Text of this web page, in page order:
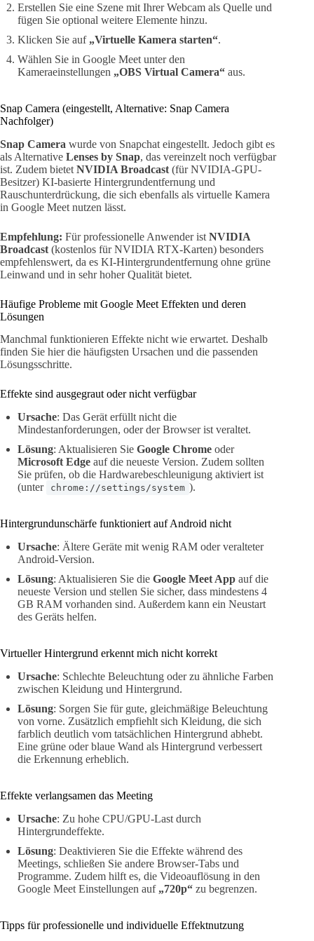
Erstellen Sie eine Szene mit Ihrer Webcam als Quelle und
fügen Sie optional weitere Elemente hinzu.
Klicken Sie auf „Virtuelle Kamera starten“.
Wählen Sie in Google Meet unter den
Kameraeinstellungen „OBS Virtual Camera“ aus.
Snap Camera (eingestellt, Alternative: Snap Camera
Nachfolger)
Snap Camera wurde von Snapchat eingestellt. Jedoch gibt es
als Alternative Lenses by Snap, das vereinzelt noch verfügbar
ist. Zudem bietet NVIDIA Broadcast (für NVIDIA-GPU-
Besitzer) KI-basierte Hintergrundentfernung und
Rauschunterdrückung, die sich ebenfalls als virtuelle Kamera
in Google Meet nutzen lässt.
Empfehlung: Für professionelle Anwender ist NVIDIA
Broadcast (kostenlos für NVIDIA RTX-Karten) besonders
empfehlenswert, da es KI-Hintergrundentfernung ohne grüne
Leinwand und in sehr hoher Qualität bietet.
Häufige Probleme mit Google Meet Effekten und deren
Lösungen
Manchmal funktionieren Effekte nicht wie erwartet. Deshalb
finden Sie hier die häufigsten Ursachen und die passenden
Lösungsschritte.
Effekte sind ausgegraut oder nicht verfügbar
Ursache: Das Gerät erfüllt nicht die
Mindestanforderungen, oder der Browser ist veraltet.
Lösung: Aktualisieren Sie Google Chrome oder
Microsoft Edge auf die neueste Version. Zudem sollten
Sie prüfen, ob die Hardwarebeschleunigung aktiviert ist
(unter
chrome://settings/system ).
Hintergrundunschärfe funktioniert auf Android nicht
Ursache: Ältere Geräte mit wenig RAM oder veralteter
Android-Version.
Lösung: Aktualisieren Sie die Google Meet App auf die
neueste Version und stellen Sie sicher, dass mindestens 4
GB RAM vorhanden sind. Außerdem kann ein Neustart
des Geräts helfen.
Virtueller Hintergrund erkennt mich nicht korrekt
Ursache: Schlechte Beleuchtung oder zu ähnliche Farben
zwischen Kleidung und Hintergrund.
Lösung: Sorgen Sie für gute, gleichmäßige Beleuchtung
von vorne. Zusätzlich empfiehlt sich Kleidung, die sich
farblich deutlich vom tatsächlichen Hintergrund abhebt.
Eine grüne oder blaue Wand als Hintergrund verbessert
die Erkennung erheblich.
Effekte verlangsamen das Meeting
Ursache: Zu hohe CPU/GPU-Last durch
Hintergrundeffekte.
Lösung: Deaktivieren Sie die Effekte während des
Meetings, schließen Sie andere Browser-Tabs und
Programme. Zudem hilft es, die Videoauflösung in den
Google Meet Einstellungen auf „720p“ zu begrenzen.
Tipps für professionelle und individuelle Effektnutzung